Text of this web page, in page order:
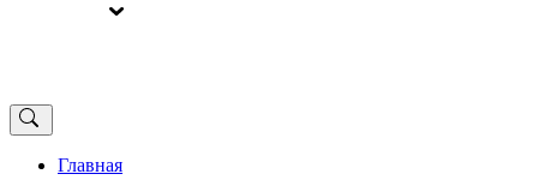
Главная